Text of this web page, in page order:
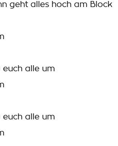
geht alles hoch am Block
euch alle um
euch alle um